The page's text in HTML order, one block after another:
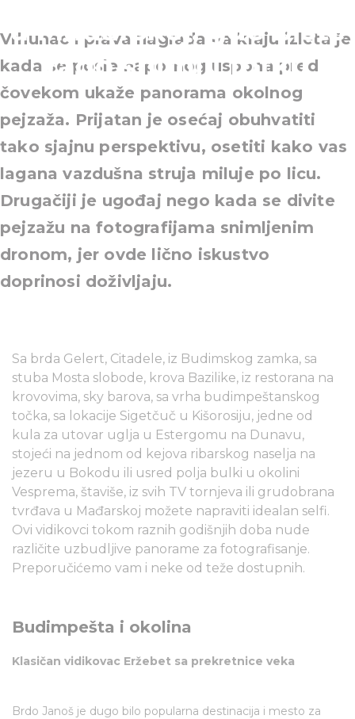
u Mađarskoj, gde biste
rado snimili fotku
Vrhunac i prava nagrada na kraju izleta je
kada se posle napornog uspona pred
čovekom ukaže panorama okolnog
pejzaža. Prijatan je osećaj obuhvatiti
tako sjajnu perspektivu, osetiti kako vas
lagana vazdušna struja miluje po licu.
Drugačiji je ugođaj nego kada se divite
pejzažu na fotografijama snimljenim
dronom, jer ovde lično iskustvo
doprinosi doživljaju.
Sa brda Gelert, Citadele, iz Budimskog zamka, sa
stuba Mosta slobode, krova Bazilike, iz restorana na
krovovima, sky barova, sa vrha budimpeštanskog
točka, sa lokacije Sigetčuč u Kišorosiju, jedne od
kula za utovar uglja u Estergomu na Dunavu,
stojeći na jednom od kejova ribarskog naselja na
jezeru u Bokodu ili usred polja bulki u okolini
Vesprema, štaviše, iz svih TV tornjeva ili grudobrana
tvrđava u Mađarskoj možete napraviti idealan selfi.
Ovi vidikovci tokom raznih godišnjih doba nude
različite uzbudljive panorame za fotografisanje.
Preporučićemo vam i neke od teže dostupnih.
Budimpešta i okolina
Klasičan vidikovac Eržebet sa prekretnice veka
Brdo Janoš je dugo bilo popularna destinacija i mesto za